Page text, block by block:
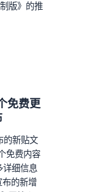
版》的推
免费更
的新贴文
免费内容
详细信息
的新增